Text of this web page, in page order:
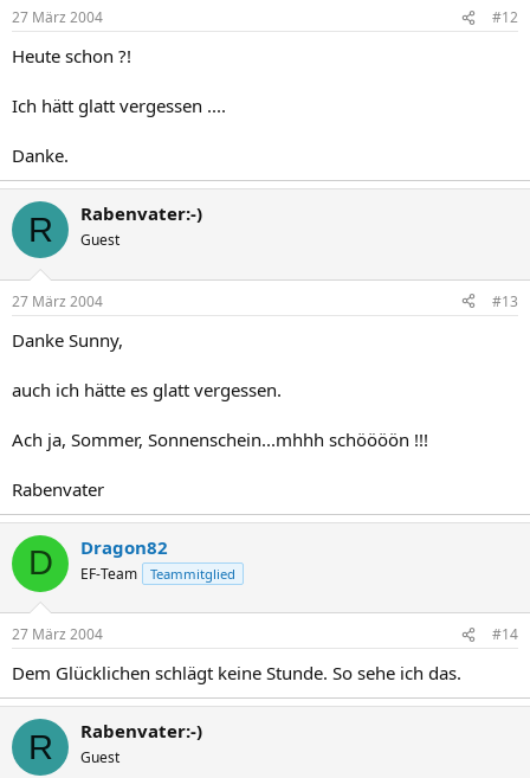
27 März 2004 #12
Heute schon ?!
Ich hätt glatt vergessen ....
Danke.
R Rabenvater:-)
Guest
27 März 2004 #13
Danke Sunny,
auch ich hätte es glatt vergessen.
Ach ja, Sommer, Sonnenschein...mhhh schöööön !!!
Rabenvater
D Dragon82
EF-Team Teammitglied
27 März 2004 #14
Dem Glücklichen schlägt keine Stunde. So sehe ich das.
R Rabenvater:-)
Guest